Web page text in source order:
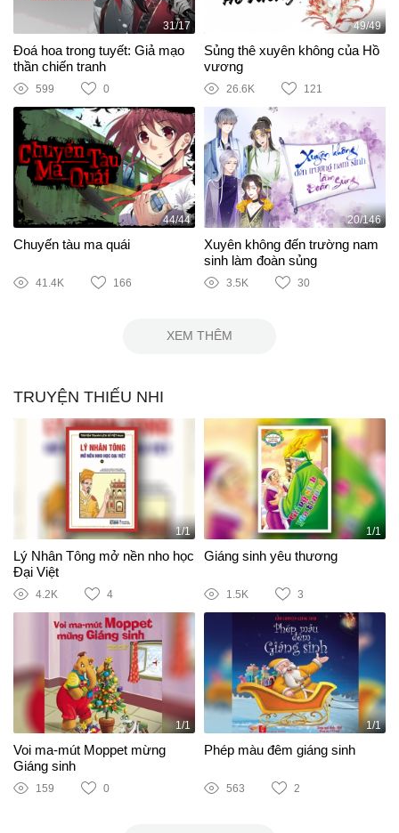
31/17
Đoá hoa trong tuyết: Giả mạo
thần chiến tranh
599 0
49/49
Sủng thê xuyên không của Hồ
vương
26.6K 121
44/44
Chuyến tàu ma quái
41.4K 166
20/146
Xuyên không đến trường nam
sinh làm đoàn sủng
3.5K 30
XEM THÊM
TRUYỆN THIẾU NHI
1/1
Lý Nhân Tông mở nền nho học
Đại Việt
4.2K 4
1/1
Giáng sinh yêu thương
1.5K 3
1/1
Voi ma-mút Moppet mừng
Giáng sinh
159 0
1/1
Phép màu đêm giáng sinh
563 2